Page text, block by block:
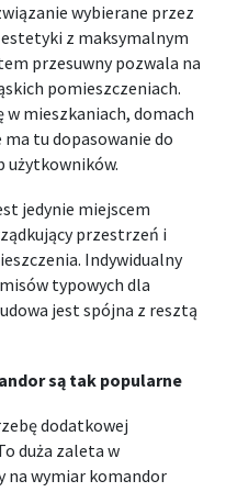
wybierane przez
z maksymalnym
przesuwny pozwala na
pomieszczeniach.
w mieszkaniach, domach
tu dopasowanie do
użytkowników.
jedynie miejscem
przestrzeń i
Indywidualny
typowych dla
jest spójna z resztą
są tak popularne
dodatkowej
duża zaleta w
na wymiar komandor